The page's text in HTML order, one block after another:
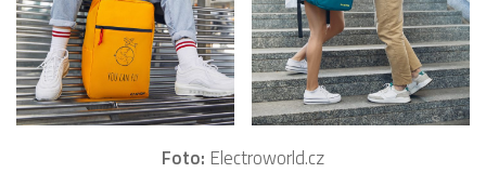
Foto: Electroworld.cz